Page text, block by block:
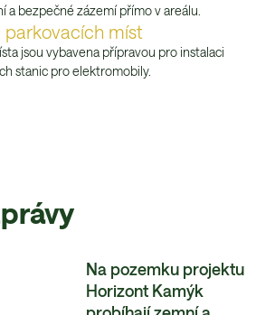
a bezpečné zázemí přímo v areálu.
parkovacích míst
jsou vybavena přípravou pro instalaci
stanic pro elektromobily.
Na pozemku projektu
Horizont Kamýk